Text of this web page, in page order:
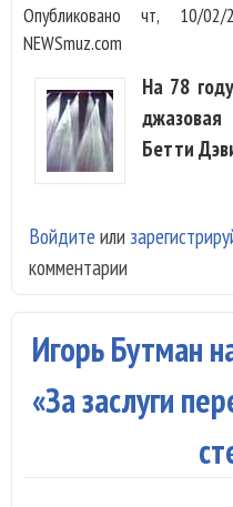
Опубликованочт, 10/
NEWSmuz.com
На 78
Бетти
Войдите или
комментарии
Игорь Бутман
«За заслуги